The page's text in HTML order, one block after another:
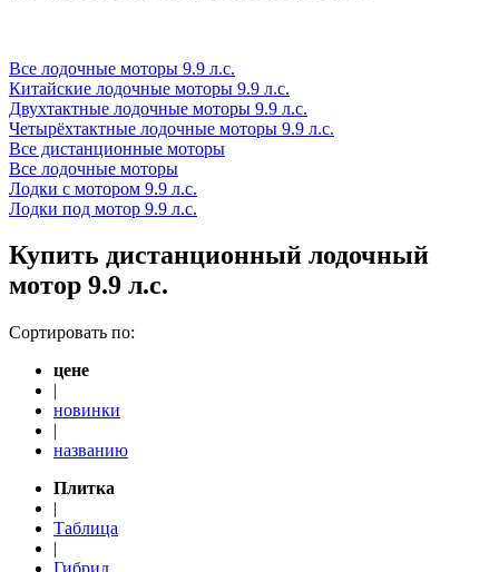
Все лодочные моторы 9.9 л.с.
Китайские лодочные моторы 9.9 л.с.
Двухтактные лодочные моторы 9.9 л.с.
Четырёхтактные лодочные моторы 9.9 л.с.
Все дистанционные моторы
Все лодочные моторы
Лодки с мотором 9.9 л.с.
Лодки под мотор 9.9 л.с.
Купить дистанционный лодочный
мотор 9.9 л.с.
Сортировать по:
цене
|
новинки
|
названию
Плитка
|
Таблица
|